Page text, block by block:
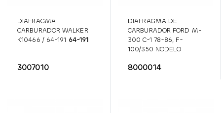
DIAFRAGMA
CARBURADOR WALKER
K10466 / 64-191 64-191
3007010
DIAFRAGMA DE
CARBURADOR FORD M-
300 C-1 78-86, F-
100/350 NODELO
/WALKER 64-65
8000014